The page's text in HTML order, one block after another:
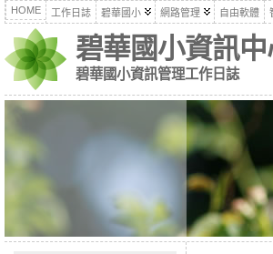
HOME 工作日誌 碧華國小 網路管理 自由軟體
碧華國小資訊中
碧華國小資訊管理工作日誌